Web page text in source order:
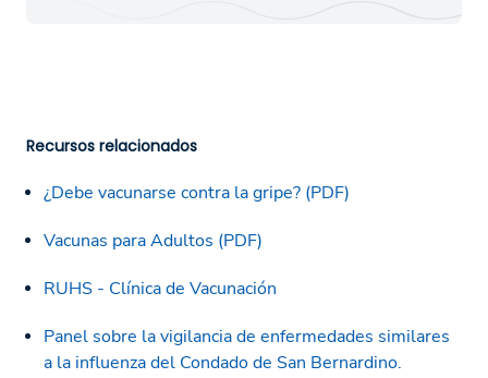
Recursos relacionados
¿Debe vacunarse contra la gripe? (PDF)
Vacunas para Adultos (PDF)
RUHS - Clínica de Vacunación
Panel sobre la vigilancia de enfermedades similares
a la influenza del Condado de San Bernardino.